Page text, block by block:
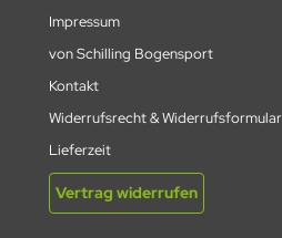
Impressum
von Schilling Bogensport
Kontakt
Widerrufsrecht & Widerrufsformular
Lieferzeit
Vertrag widerrufen